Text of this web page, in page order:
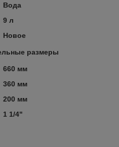
Вода
9 л
Новое
размеры
660 мм
360 мм
200 мм
1 1/4"